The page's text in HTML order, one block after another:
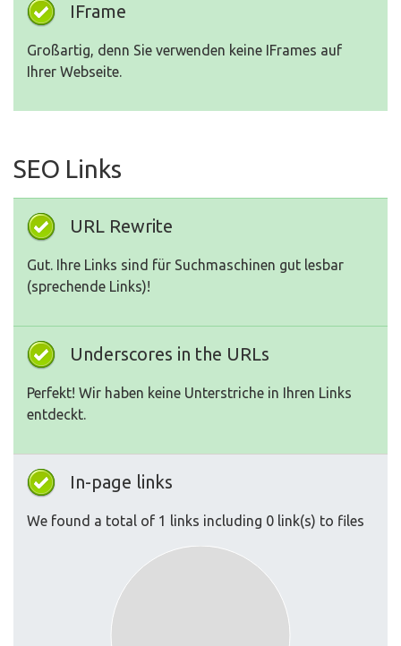
IFrame
Großartig, denn Sie verwenden keine IFrames auf
Ihrer Webseite.
SEO Links
URL Rewrite
Gut. Ihre Links sind für Suchmaschinen gut lesbar
(sprechende Links)!
Underscores in the URLs
Perfekt! Wir haben keine Unterstriche in Ihren Links
entdeckt.
In-page links
We found a total of 1 links including 0 link(s) to files